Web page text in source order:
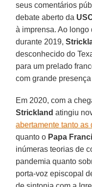
seus comentários
debate aberto da
à imprensa. Ao
durante 2019,
desconhecido do
para um prelado
com grande
Em 2020, com a
Strickland atingiu
abertamente tanto
quanto o Papa
inúmeras teorias de
pandemia quanto
porta-voz episcopal